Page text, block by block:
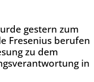
gestern zum
Fresenius berufen
zu dem
in